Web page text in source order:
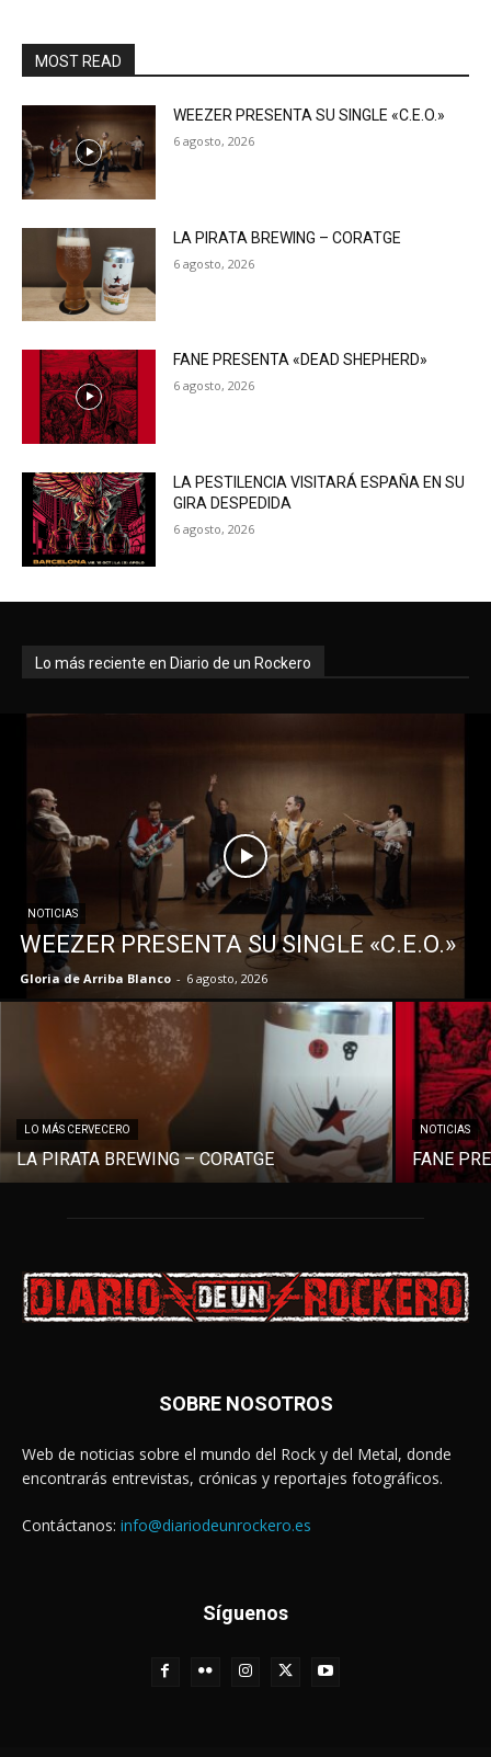
MOST READ
WEEZER PRESENTA SU SINGLE «C.E.O.»
6 agosto, 2026
LA PIRATA BREWING – CORATGE
6 agosto, 2026
FANE PRESENTA «DEAD SHEPHERD»
6 agosto, 2026
LA PESTILENCIA VISITARÁ ESPAÑA EN SU
GIRA DESPEDIDA
6 agosto, 2026
Lo más reciente en Diario de un Rockero
NOTICIAS
WEEZER PRESENTA SU SINGLE «C.E.O.»
Gloria de Arriba Blanco - 6 agosto, 2026
LO MÁS CERVECERO
LA PIRATA BREWING – CORATGE
NOTICIAS
FANE
SOBRE NOSOTROS
Web de noticias sobre el mundo del Rock y del Metal, donde
encontrarás entrevistas, crónicas y reportajes fotográficos.
Contáctanos: info@diariodeunrockero.es
Síguenos